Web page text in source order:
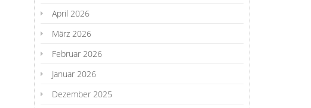
April 2026
März 2026
Februar 2026
Januar 2026
Dezember 2025